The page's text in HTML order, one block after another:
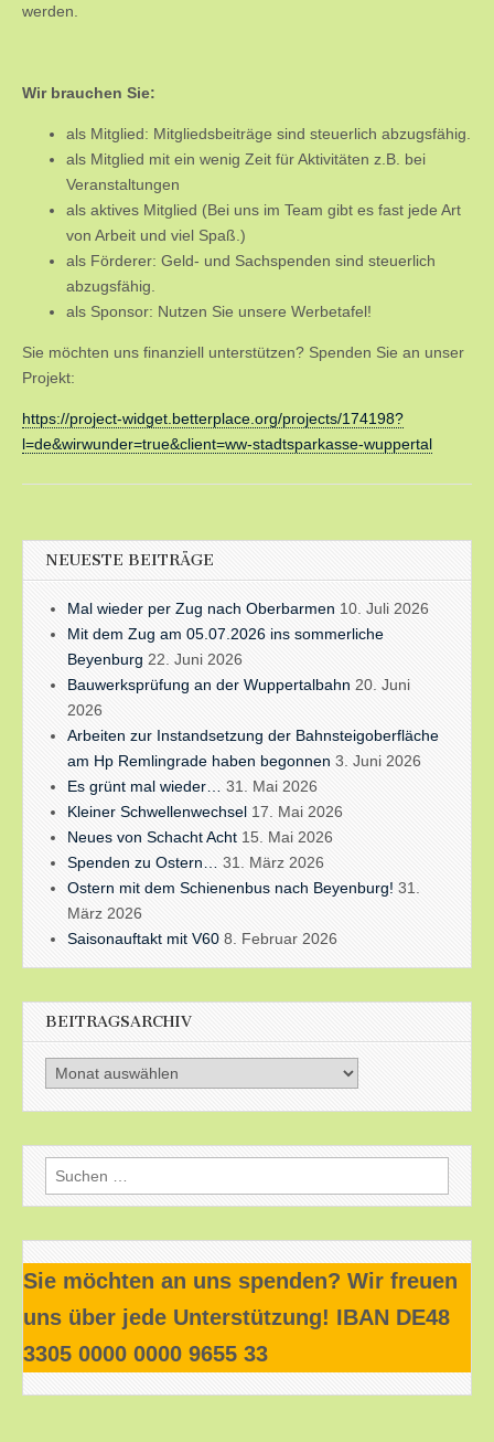
werden.
Wir brauchen Sie:
als Mitglied: Mitgliedsbeiträge sind steuerlich abzugsfähig.
als Mitglied mit ein wenig Zeit für Aktivitäten z.B. bei
Veranstaltungen
als aktives Mitglied (Bei uns im Team gibt es fast jede Art
von Arbeit und viel Spaß.)
als Förderer: Geld- und Sachspenden sind steuerlich
abzugsfähig.
als Sponsor: Nutzen Sie unsere Werbetafel!
Sie möchten uns finanziell unterstützen? Spenden Sie an unser
Projekt:
https://project-widget.betterplace.org/projects/174198?
l=de&wirwunder=true&client=ww-stadtsparkasse-wuppertal
NEUESTE BEITRÄGE
Mal wieder per Zug nach Oberbarmen 10. Juli 2026
Mit dem Zug am 05.07.2026 ins sommerliche
Beyenburg 22. Juni 2026
Bauwerksprüfung an der Wuppertalbahn 20. Juni
2026
Arbeiten zur Instandsetzung der Bahnsteigoberfläche
am Hp Remlingrade haben begonnen 3. Juni 2026
Es grünt mal wieder… 31. Mai 2026
Kleiner Schwellenwechsel 17. Mai 2026
Neues von Schacht Acht 15. Mai 2026
Spenden zu Ostern… 31. März 2026
Ostern mit dem Schienenbus nach Beyenburg! 31.
März 2026
Saisonauftakt mit V60 8. Februar 2026
BEITRAGSARCHIV
Beitragsarchiv
Suchen
nach:
Sie möchten an uns spenden? Wir freuen
uns über jede Unterstützung! IBAN DE48
3305 0000 0000 9655 33